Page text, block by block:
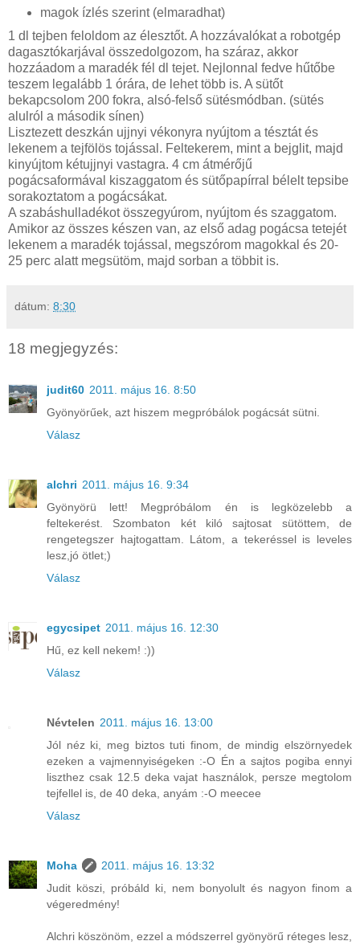
magok ízlés szerint (elmaradhat)
1 dl tejben feloldom az élesztőt. A hozzávalókat a robotgép
dagasztókarjával összedolgozom, ha száraz, akkor
hozzáadom a maradék fél dl tejet. Nejlonnal fedve hűtőbe
teszem legalább 1 órára, de lehet több is. A sütőt
bekapcsolom 200 fokra, alsó-felső sütésmódban. (sütés
alulról a második sínen)
Lisztezett deszkán ujjnyi vékonyra nyújtom a tésztát és
lekenem a tejfölös tojással. Feltekerem, mint a bejglit, majd
kinyújtom kétujjnyi vastagra. 4 cm átmérőjű
pogácsaformával kiszaggatom és sütőpapírral bélelt tepsibe
sorakoztatom a pogácsákat.
A szabáshulladékot összegyúrom, nyújtom és szaggatom.
Amikor az összes készen van, az első adag pogácsa tetejét
lekenem a maradék tojással, megszórom magokkal és 20-
25 perc alatt megsütöm, majd sorban a többit is.
dátum: 8:30
18 megjegyzés:
judit60 2011. május 16. 8:50
Gyönyörűek, azt hiszem megpróbálok pogácsát sütni.
Válasz
alchri 2011. május 16. 9:34
Gyönyörü lett! Megpróbálom én is legközelebb a
feltekerést. Szombaton két kiló sajtosat sütöttem, de
rengetegszer hajtogattam. Látom, a tekeréssel is leveles
lesz,jó ötlet;)
Válasz
egycsipet 2011. május 16. 12:30
Hű, ez kell nekem! :))
Válasz
Névtelen 2011. május 16. 13:00
Jól néz ki, meg biztos tuti finom, de mindig elszörnyedek
ezeken a vajmennyiségeken :-O Én a sajtos pogiba ennyi
liszthez csak 12.5 deka vajat használok, persze megtolom
tejfellel is, de 40 deka, anyám :-O meecee
Válasz
Moha
2011. május 16. 13:32
Judit köszi, próbáld ki, nem bonyolult és nagyon finom a
végeredmény!
Alchri köszönöm, ezzel a módszerrel gyönyörű réteges lesz,